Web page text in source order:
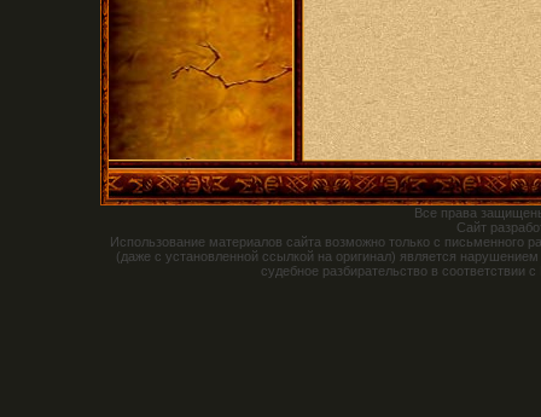
Все права
Сайт
Использование материалов сайта возможно только с письменного
(даже с установленной ссылкой на оригинал) является
судебное разбирательство в